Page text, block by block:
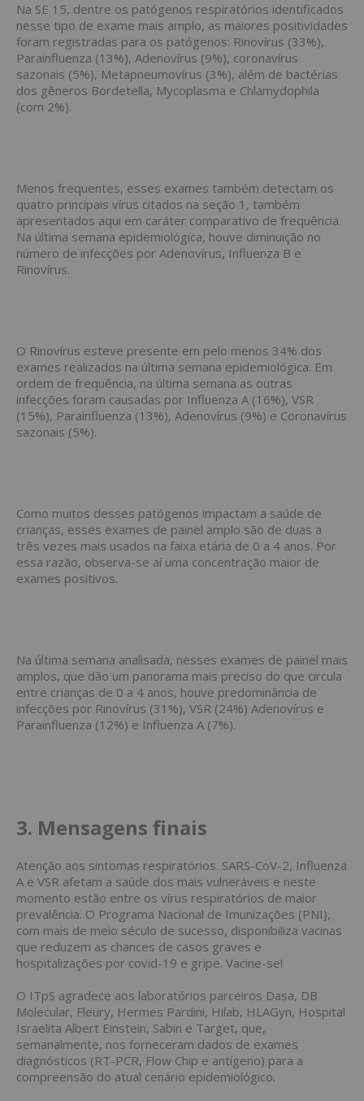
Na SE 15, dentre os patógenos respiratórios identificados
nesse tipo de exame mais amplo, as maiores positividades
foram registradas para os patógenos: Rinovírus (33%),
Parainfluenza (13%), Adenovírus (9%), coronavírus
sazonais (5%), Metapneumovírus (3%), além de bactérias
dos gêneros Bordetella, Mycoplasma e Chlamydophila
(com 2%).
Menos frequentes, esses exames também detectam os
quatro principais vírus citados na seção 1, também
apresentados aqui em caráter comparativo de frequência.
Na última semana epidemiológica, houve diminuição no
número de infecções por Adenovírus, Influenza B e
Rinovírus.
O Rinovírus esteve presente em pelo menos 34% dos
exames realizados na última semana epidemiológica. Em
ordem de frequência, na última semana as outras
infecções foram causadas por Influenza A (16%), VSR
(15%), Parainfluenza (13%), Adenovírus (9%) e Coronavírus
sazonais (5%).
Como muitos desses patógenos impactam a saúde de
crianças, esses exames de painel amplo são de duas a
três vezes mais usados na faixa etária de 0 a 4 anos. Por
essa razão, observa-se aí uma concentração maior de
exames positivos.
Na última semana analisada, nesses exames de painel mais
amplos, que dão um panorama mais preciso do que circula
entre crianças de 0 a 4 anos, houve predominância de
infecções por Rinovírus (31%), VSR (24%) Adenovírus e
Parainfluenza (12%) e Influenza A (7%).
3. Mensagens finais
Atenção aos sintomas respiratórios. SARS-CoV-2, Influenza
A e VSR afetam a saúde dos mais vulneráveis e neste
momento estão entre os vírus respiratórios de maior
prevalência. O Programa Nacional de Imunizações (PNI),
com mais de meio século de sucesso, disponibiliza vacinas
que reduzem as chances de casos graves e
hospitalizações por covid-19 e gripe. Vacine-se!
O ITpS agradece aos laboratórios parceiros Dasa, DB
Molecular, Fleury, Hermes Pardini, Hilab, HLAGyn, Hospital
Israelita Albert Einstein, Sabin e Target, que,
semanalmente, nos forneceram dados de exames
diagnósticos (RT-PCR, Flow Chip e antígeno) para a
compreensão do atual cenário epidemiológico.